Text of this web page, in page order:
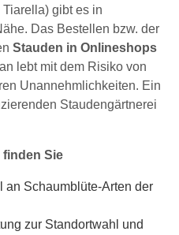
gibt es in
Das Bestellen bzw. der
Stauden in Onlineshops
lebt mit dem Risiko von
Unannehmlichkeiten. Ein
Staudengärtnerei
finden Sie
an Schaumblüte-Arten der
zur Standortwahl und